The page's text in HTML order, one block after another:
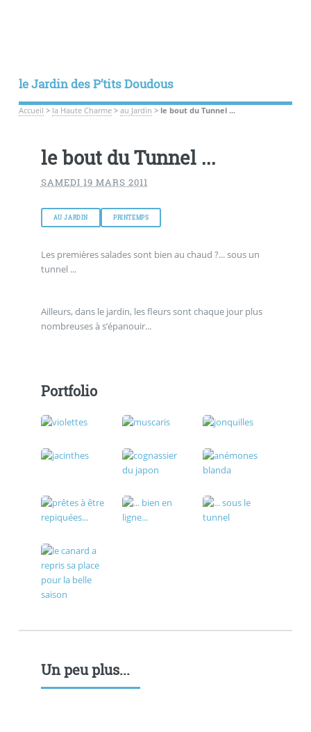
le Jardin des P’tits Doudous
Accueil > la Haute Charme> au Jardin > le bout du Tunnel ...
le bout du Tunnel ...
SAMEDI 19 MARS 2011
AU JARDIN PRINTEMPS
Les premières salades sont bien au chaud ?... sous un
tunnel ...
Ailleurs, dans le jardin, les fleurs sont chaque jour plus
nombreuses à s’épanouir...
Portfolio
Un peu plus...